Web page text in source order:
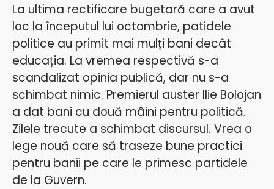
La ultima rectificare bugetară care a avut
loc la începutul lui octombrie, patidele
politice au primit mai mulți bani decât
educația. La vremea respectivă s-a
scandalizat opinia publică, dar nu s-a
schimbat nimic. Premierul auster Ilie Bolojan
a dat bani cu două mâini pentru politică.
Zilele trecute a schimbat discursul. Vrea o
lege nouă care să traseze bune practici
pentru banii pe care le primesc partidele
de la Guvern.